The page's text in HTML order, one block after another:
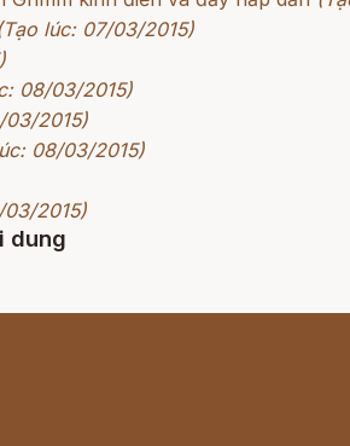
lúc: 07/03/2015)
08/03/2015)
03/2015)
08/03/2015)
03/2015)
dung